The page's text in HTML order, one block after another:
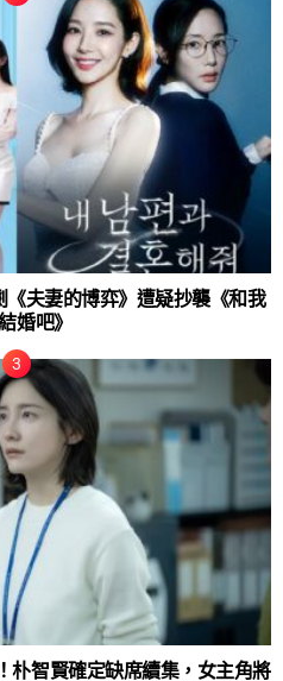
夫妻的博弈》遭疑抄襲《和我
婚吧》
朴智賢確定缺席續集，女主角將